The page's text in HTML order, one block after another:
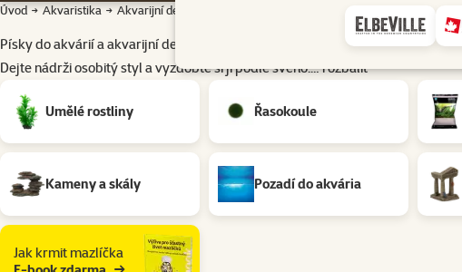
Úvod Akvaristika Akvarijní dekorace a písky
Písky do akvárií a akvarijní dekorace
Dejte nádrži osobitý styl a vyzdobte si ji podle svého.…rozbalit
Podkategorie
Umělé rostliny
Řasokoule
Kameny a skály Pozadí do akvária
Jak krmit mazlíčka